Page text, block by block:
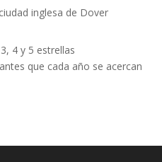
inglesa de Dover
4 y 5 estrellas
que cada año se acercan